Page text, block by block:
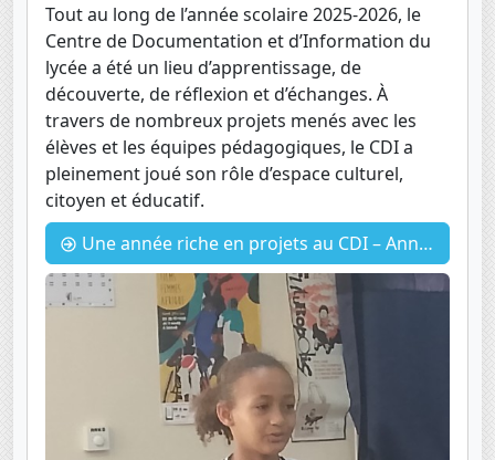
Tout au long de l’année scolaire 2025-2026, le
Centre de Documentation et d’Information du
lycée a été un lieu d’apprentissage, de
découverte, de réflexion et d’échanges. À
travers de nombreux projets menés avec les
élèves et les équipes pédagogiques, le CDI a
pleinement joué son rôle d’espace culturel,
citoyen et éducatif.
Une année riche en projets au CDI – Année scolaire 2025-2026